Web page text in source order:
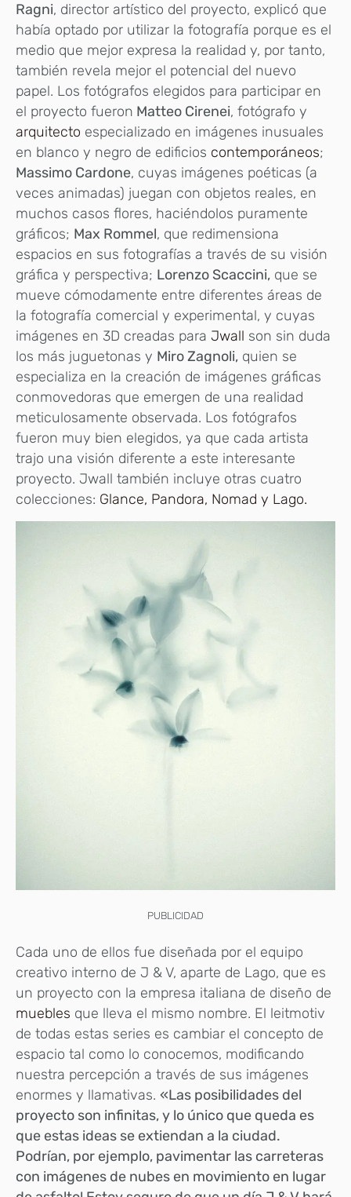
Ragni, director artístico del proyecto, explicó que
había optado por utilizar la fotografía porque es el
medio que mejor expresa la realidad y, por tanto,
también revela mejor el potencial del nuevo
papel. Los fotógrafos elegidos para participar en
el proyecto fueron Matteo Cirenei, fotógrafo y
arquitecto especializado en imágenes inusuales
en blanco y negro de edificios contemporáneos;
Massimo Cardone, cuyas imágenes poéticas (a
veces animadas) juegan con objetos reales, en
muchos casos flores, haciéndolos puramente
gráficos; Max Rommel, que redimensiona
espacios en sus fotografías a través de su visión
gráfica y perspectiva; Lorenzo Scaccini, que se
mueve cómodamente entre diferentes áreas de
la fotografía comercial y experimental, y cuyas
imágenes en 3D creadas para Jwall son sin duda
los más juguetonas y Miro Zagnoli, quien se
especializa en la creación de imágenes gráficas
conmovedoras que emergen de una realidad
meticulosamente observada. Los fotógrafos
fueron muy bien elegidos, ya que cada artista
trajo una visión diferente a este interesante
proyecto. Jwall también incluye otras cuatro
colecciones: Glance, Pandora, Nomad y Lago.
PUBLICIDAD
Cada uno de ellos fue diseñada por el equipo
creativo interno de J & V, aparte de Lago, que es
un proyecto con la empresa italiana de diseño de
muebles que lleva el mismo nombre. El leitmotiv
de todas estas series es cambiar el concepto de
espacio tal como lo conocemos, modificando
nuestra percepción a través de sus imágenes
enormes y llamativas. «Las posibilidades del
proyecto son infinitas, y lo único que queda es
que estas ideas se extiendan a la ciudad.
Podrían, por ejemplo, pavimentar las carreteras
con imágenes de nubes en movimiento en lugar